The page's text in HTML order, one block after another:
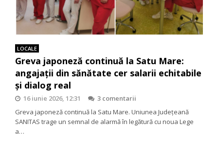
LOCALE
Greva japoneză continuă la Satu Mare:
angajații din sănătate cer salarii echitabile
și dialog real
16 iunie 2026, 12:31
3 comentarii
Greva japoneză continuă la Satu Mare. Uniunea Județeană
SANITAS trage un semnal de alarmă în legătură cu noua Lege
a…